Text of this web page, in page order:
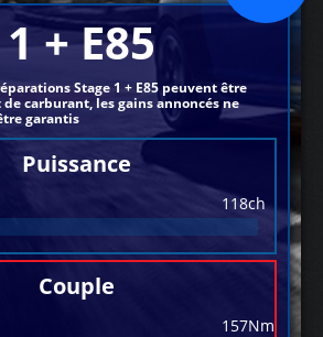
+ E85
Stage 1 + E85 peuvent être
carburant, les gains annoncés ne
garantis
Puissance
118ch
Couple
157Nm